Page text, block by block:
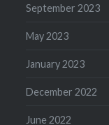
September 2023
May 2023
January 2023
December 2022
June 2022